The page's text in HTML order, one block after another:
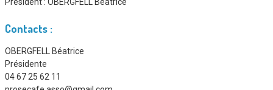
Contacts :
OBERGFELL Béatrice
Présidente
04 67 25 62 11